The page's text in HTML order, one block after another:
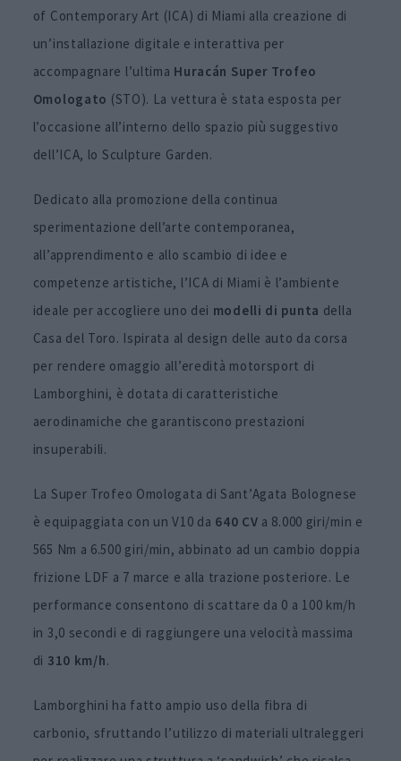
of Contemporary Art (ICA) di Miami alla creazione di
un’installazione digitale e interattiva per
accompagnare l’ultima Huracán Super Trofeo
Omologato (STO). La vettura è stata esposta per
l’occasione all’interno dello spazio più suggestivo
dell’ICA, lo Sculpture Garden.
Dedicato alla promozione della continua
sperimentazione dell’arte contemporanea,
all’apprendimento e allo scambio di idee e
competenze artistiche, l’ICA di Miami è l’ambiente
ideale per accogliere uno dei modelli di punta della
Casa del Toro. Ispirata al design delle auto da corsa
per rendere omaggio all’eredità motorsport di
Lamborghini, è dotata di caratteristiche
aerodinamiche che garantiscono prestazioni
insuperabili.
La Super Trofeo Omologata di Sant’Agata Bolognese
è equipaggiata con un V10 da 640 CV a 8.000 giri/min e
565 Nm a 6.500 giri/min, abbinato ad un cambio doppia
frizione LDF a 7 marce e alla trazione posteriore. Le
performance consentono di scattare da 0 a 100 km/h
in 3,0 secondi e di raggiungere una velocità massima
di 310 km/h.
Lamborghini ha fatto ampio uso della fibra di
carbonio, sfruttando l’utilizzo di materiali ultraleggeri